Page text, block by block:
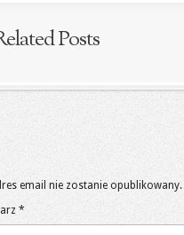
Posts
email nie zostanie opublikowany.
*